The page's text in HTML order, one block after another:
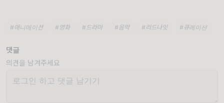
#애니메이션 #영화 #드라마 #음악 #리드나잇 #큐레이션
댓글
의견을 남겨주세요